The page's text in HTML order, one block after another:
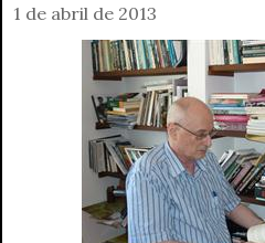
1 de abril de 2013